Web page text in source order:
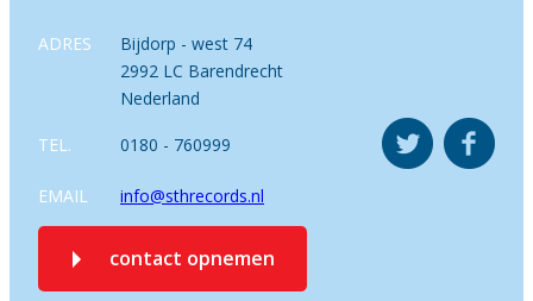
ADRES
Bijdorp - west 74
2992 LC Barendrecht
Nederland
TEL. 0180 - 760999
EMAIL info@sthrecords.nl
contact opnemen